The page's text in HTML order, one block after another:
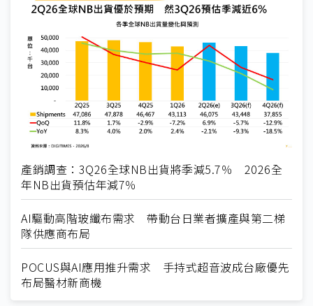
產銷調查：3Q26全球NB出貨將季減5.7％ 2026全
年NB出貨預估年減7％
AI驅動高階玻纖布需求 帶動台日業者擴產與第二梯
隊供應商布局
POCUS與AI應用推升需求 手持式超音波成台廠優先
布局醫材新商機